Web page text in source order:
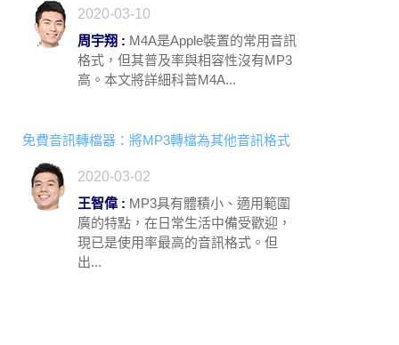
2020-03-10
周宇翔 : M4A是Apple裝置的常用音訊
格式，但其普及率與相容性沒有MP3
高。本文將詳細科普M4A...
免費音訊轉檔器：將MP3轉檔為其他音訊格式
2020-03-02
王智偉 : MP3具有體積小、適用範圍
廣的特點，在日常生活中備受歡迎，
現已是使用率最高的音訊格式。但
出...